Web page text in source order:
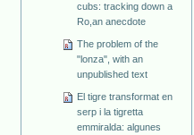
cubs: tracking down a
Ro,an anecdote
The problem of the
"lonza", with an
unpublished text
El tigre transformat en
serp i la tigretta
emmiralda: algunes